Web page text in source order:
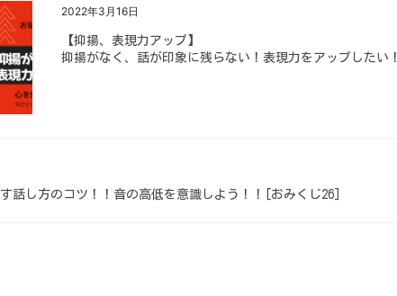
2022年3月16日
【抑揚、表現力アップ】
抑揚がなく、話が印象に残らない！表現力をアップしたい！
話し方のコツ！！音の高低を意識しよう！！[おみくじ26]